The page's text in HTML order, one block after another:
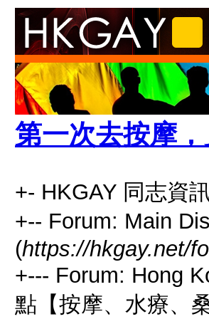
第一次去按摩
+- HKGAY 同志資
+-- Forum: Main
(https://hkgay.net/
+--- Forum: Hong
點【按摩、水療、